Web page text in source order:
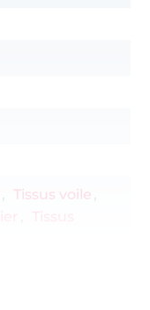
Tissus voile